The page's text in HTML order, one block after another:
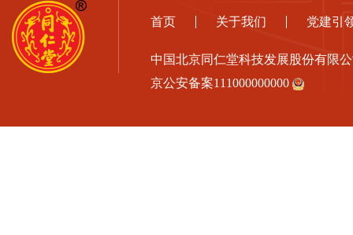
首页 关于我们 党建引
中国北京同仁堂科技发展股份有限
京公安备案111000000000